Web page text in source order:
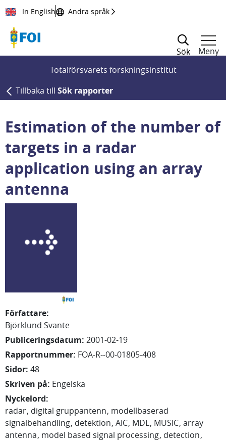
Till innehållet
In English Andra språk
Sök
Meny
Totalförsvarets forskningsinstitut
Tillbaka till Sök rapporter
Estimation of the number of
targets in a radar
application using an array
antenna
Författare:
Björklund Svante
Publiceringsdatum: 2001-02-19
Rapportnummer: FOA-R--00-01805-408
Sidor: 48
Skriven på: Engelska
Nyckelord:
radar digital gruppantenn modellbaserad
signalbehandling detektion AIC MDL MUSIC array
antenna model based signal processing detection